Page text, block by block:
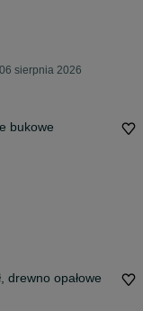
sierpnia 2026
bukowe
drewno opałowe